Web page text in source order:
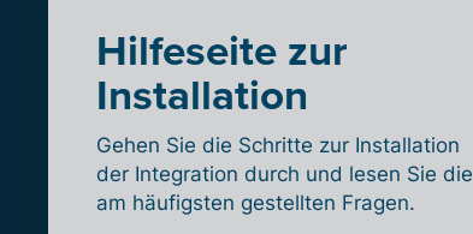
Hilfeseite zur
Installation
Gehen Sie die Schritte zur Installation
der Integration durch und lesen Sie die
am häufigsten gestellten Fragen.